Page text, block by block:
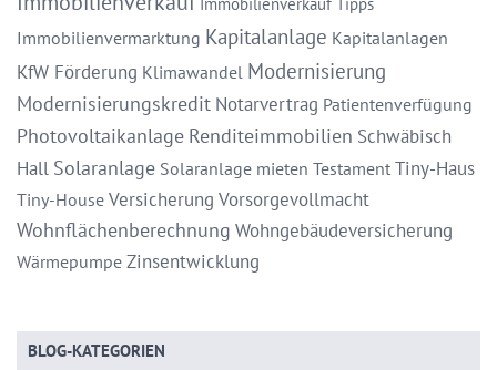
Immobilienvermarktung Kapitalanlage Kapitalanlagen
KfW Förderung Klimawandel Modernisierung
Modernisierungskredit Notarvertrag Patientenverfügung
Photovoltaikanlage Renditeimmobilien Schwäbisch
Hall Solaranlage Solaranlage mieten TestamentTiny-Haus
Tiny-HouseVersicherung Vorsorgevollmacht
Wohnflächenberechnung Wohngebäudeversicherung
WärmepumpeZinsentwicklung
BLOG-KATEGORIEN